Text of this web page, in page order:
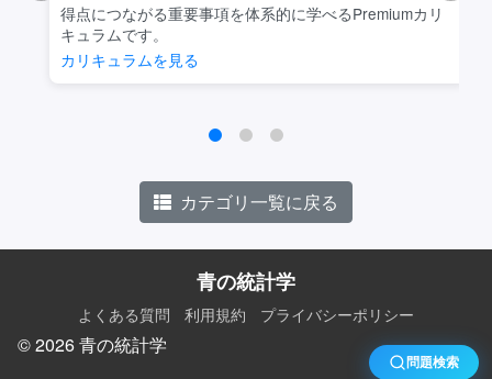
得点につながる重要事項を体系的に学べるPremiumカリ
キュラムです。
カリキュラムを見る
カテゴリ一覧に戻る
青の統計学
よくある質問 利用規約 プライバシーポリシー
© 2026 青の統計学
問題検索